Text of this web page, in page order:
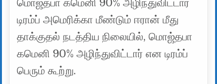
மொஜ்தபா கமெனி 90% அழிந்துவிட்டார்
டிரம்ப் அமெரிக்கா மீண்டும் ஈரான் மீது
தாக்குதல் நடத்திய நிலையில், மொஜ்தபா
கமெனி 90% அழிந்துவிட்டார் என டிரம்ப்
பெரும் கூற்று.